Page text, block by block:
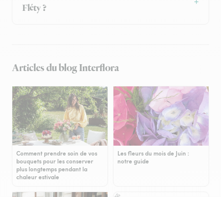
Fléty ?
Articles du blog Interflora
Comment prendre soin de vos
bouquets pour les conserver
plus longtemps pendant la
chaleur estivale
Les fleurs du mois de Juin :
notre guide